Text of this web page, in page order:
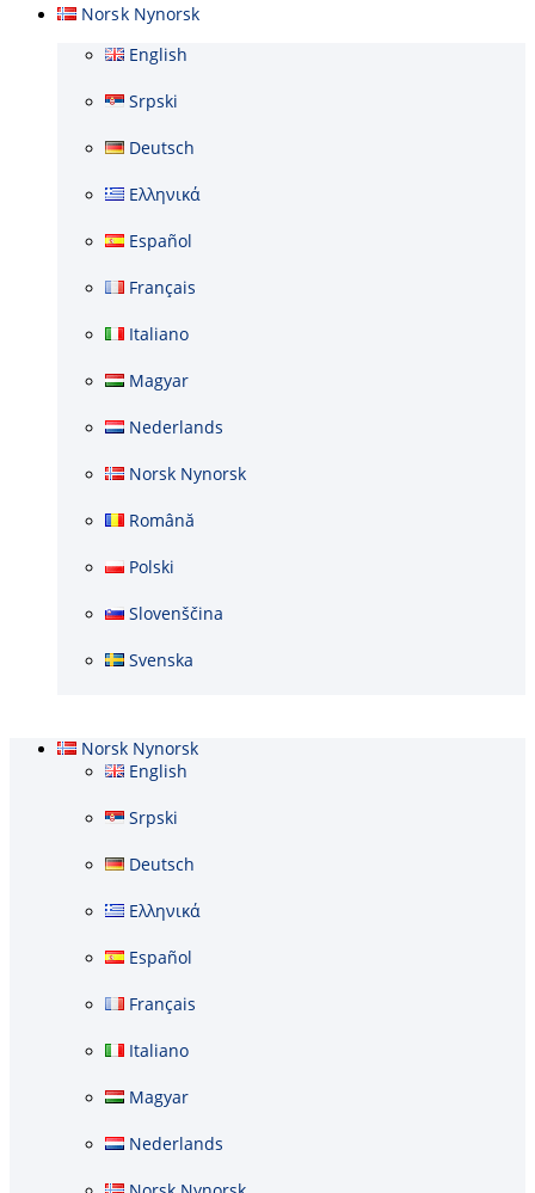
Norsk Nynorsk
English
Srpski
Deutsch
Ελληνικά
Español
Français
Italiano
Magyar
Nederlands
Norsk Nynorsk
Română
Polski
Slovenščina
Svenska
Norsk Nynorsk
English
Srpski
Deutsch
Ελληνικά
Español
Français
Italiano
Magyar
Nederlands